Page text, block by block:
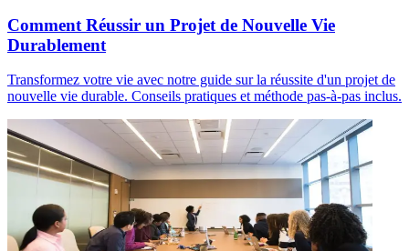
Comment Réussir un Projet de Nouvelle Vie
Durablement
Transformez votre vie avec notre guide sur la réussite d'un projet de
nouvelle vie durable. Conseils pratiques et méthode pas-à-pas inclus.